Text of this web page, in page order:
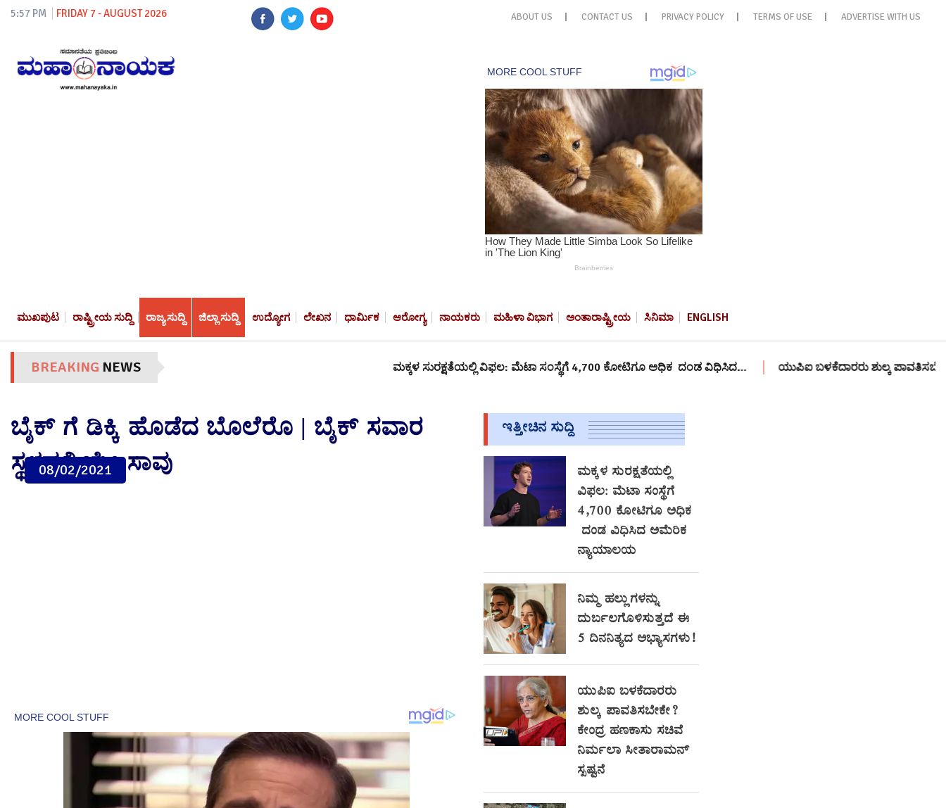
5:57 PM FRIDAY 7 - AUGUST 2026 ABOUT US CONTACT US PRIVACY POLICY TERMS OF USE ADVERTISE WITH US
ಮುಖಪುಟ ರಾಷ್ಟ್ರೀಯ ಸುದ್ದಿ ರಾಜ್ಯ ಸುದ್ದಿ ಜಿಲ್ಲಾ ಸುದ್ದಿ ಉದ್ಯೋಗ ಲೇಖನ ಧಾರ್ಮಿಕ ಆರೋಗ್ಯ ನಾಯಕರು ಮಹಿಳಾ ವಿಭಾಗ ಅಂತಾರಾಷ್ಟ್ರೀಯ ಸಿನಿಮಾ ENGLISH
BREAKING NEWS ಮಕ್ಕಳ ಸುರಕ್ಷತೆಯಲ್ಲಿ ವಿಫಲ: ಮೆಟಾ ಸಂಸ್ಥೆಗೆ 4,700 ಕೋಟಿಗೂ ಅಧಿಕ ದಂಡ ವಿಧಿಸಿದ… ಯುಪಿಐ ಬಳಕೆದಾರರು ಶುಲ್ಕ ಪಾವತಿಸಬೇಕೇ? ಕೇಂದ್ರ
ಬೈಕ್ ಗೆ ಡಿಕ್ಕಿ ಹೊಡೆದ ಬೊಲೆರೊ | ಬೈಕ್ ಸವಾರ
ಸ್ಥಳದಲ್ಲಿಯೇ ಸಾವು
08/02/2021
ಇತ್ತೀಚಿನ ಸುದ್ದಿ
ಮಕ್ಕಳ ಸುರಕ್ಷತೆಯಲ್ಲಿ
ವಿಫಲ: ಮೆಟಾ ಸಂಸ್ಥೆಗೆ
4,700 ಕೋಟಿಗೂ ಅಧಿಕ
ದಂಡ ವಿಧಿಸಿದ ಅಮೆರಿಕ
ನ್ಯಾಯಾಲಯ
ನಿಮ್ಮ ಹಲ್ಲುಗಳನ್ನು
ದುರ್ಬಲಗೊಳಿಸುತ್ತದೆ ಈ
5 ದಿನನಿತ್ಯದ ಅಭ್ಯಾಸಗಳು!
ಯುಪಿಐ ಬಳಕೆದಾರರು
ಶುಲ್ಕ ಪಾವತಿಸಬೇಕೇ?
ಕೇಂದ್ರ ಹಣಕಾಸು ಸಚಿವೆ
ನಿರ್ಮಲಾ ಸೀತಾರಾಮನ್
ಸ್ಪಷ್ಟನೆ